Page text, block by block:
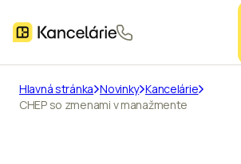
Hlavná stránka Novinky Kancelárie
CHEP so zmenami v manažmente